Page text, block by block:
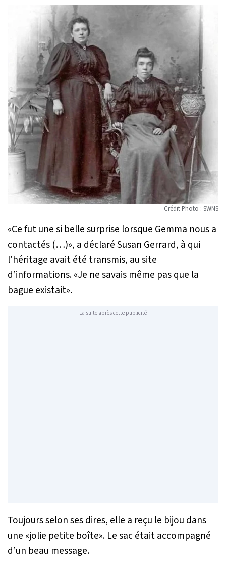
Crédit Photo : SWNS
«Ce fut une si belle surprise lorsque Gemma nous a
contactés (…)», a déclaré Susan Gerrard, à qui
l'héritage avait été transmis, au site
d’informations. «Je ne savais même pas que la
bague existait».
La suite après cette publicité
Toujours selon ses dires, elle a reçu le bijou dans
une «jolie petite boîte». Le sac était accompagné
d’un beau message.